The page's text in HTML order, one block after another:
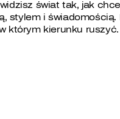
świat tak, jak
stylem i świadomością.
którym kierunku ruszyć.